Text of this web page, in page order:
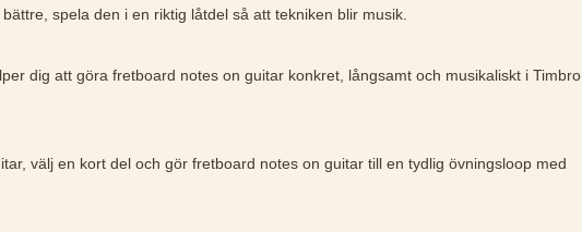
spela den i en riktig låtdel så att tekniken blir musik.
dig att göra fretboard notes on guitar konkret, långsamt och musikaliskt i Timbro
välj en kort del och gör fretboard notes on guitar till en tydlig övningsloop med